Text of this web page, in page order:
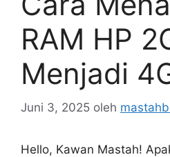
RAM HP
Menjadi
Juni 3, 2025 oleh
Hello, Kawan Mastah!